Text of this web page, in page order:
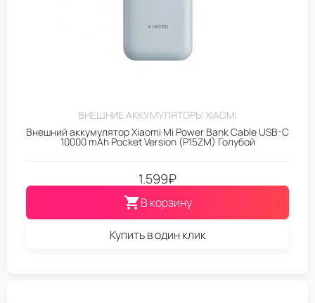
ВНЕШНИЕ АККУМУЛЯТОРЫ XIAOMI
Внешний аккумулятор Xiaomi Mi Power Bank Cable USB-C
10000 mAh Pocket Version (P15ZM) Голубой
1.599₽
В корзину
Купить в один клик